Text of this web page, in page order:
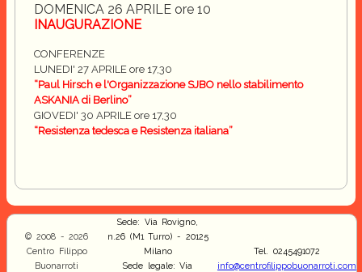
DOMENICA 26 APRILE ore 10
INAUGURAZIONE
CONFERENZE
LUNEDI' 27 APRILE ore 17,30
“Paul Hirsch e l'Organizzazione SJBO nello stabilimento
ASKANIA di Berlino”
GIOVEDI' 30 APRILE ore 17,30
“Resistenza tedesca e Resistenza italiana”
© 2008 - 2026
Centro Filippo
Buonarroti
Sede: Via Rovigno,
n.26 (M1 Turro) - 20125
Milano
Sede legale: Via
Tel. 0245491072
info@centrofilippobuonarroti.com